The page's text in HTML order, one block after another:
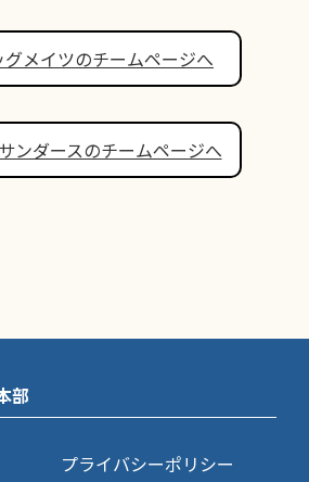
メイツのチームページへ
ンダースのチームページへ
部
プライバシーポリシー